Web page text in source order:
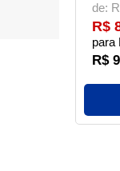
de:
R$
R$
para